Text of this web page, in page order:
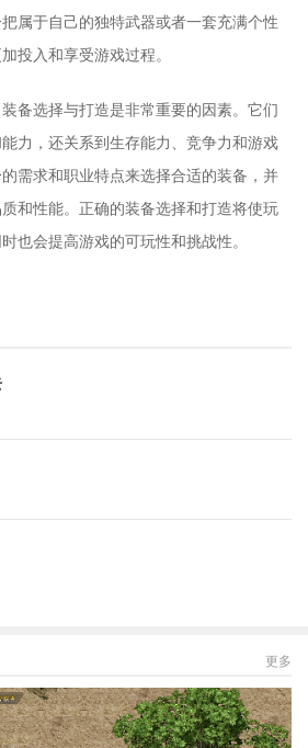
属于自己的独特武器或者一套充满个性
投入和享受游戏过程。
备选择与打造是非常重要的因素。它们
力，还关系到生存能力、竞争力和游戏
需求和职业特点来选择合适的装备，并
和性能。正确的装备选择和打造将使玩
也会提高游戏的可玩性和挑战性。
更多